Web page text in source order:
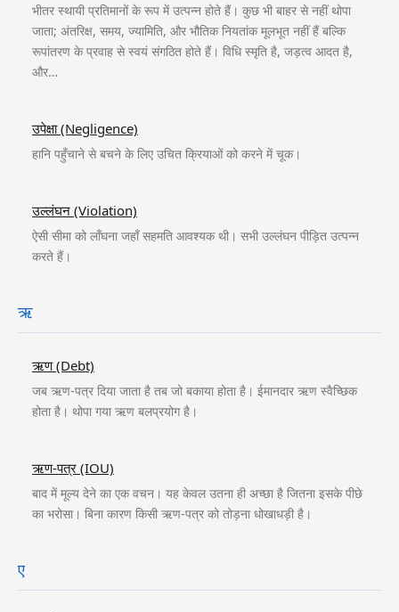
भीतर स्थायी प्रतिमानों के रूप में उत्पन्न होते हैं। कुछ भी बाहर से नहीं थोपा
जाता; अंतरिक्ष, समय, ज्यामिति, और भौतिक नियतांक मूलभूत नहीं हैं बल्कि
रूपांतरण के प्रवाह से स्वयं संगठित होते हैं। विधि स्मृति है, जड़त्व आदत है,
और…
उपेक्षा (Negligence)
हानि पहुँचाने से बचने के लिए उचित क्रियाओं को करने में चूक।
उल्लंघन (Violation)
ऐसी सीमा को लाँघना जहाँ सहमति आवश्यक थी। सभी उल्लंघन पीड़ित उत्पन्न
करते हैं।
ऋ
ऋण (Debt)
जब ऋण-पत्र दिया जाता है तब जो बकाया होता है। ईमानदार ऋण स्वैच्छिक
होता है। थोपा गया ऋण बलप्रयोग है।
ऋण-पत्र (IOU)
बाद में मूल्य देने का एक वचन। यह केवल उतना ही अच्छा है जितना इसके पीछे
का भरोसा। बिना कारण किसी ऋण-पत्र को तोड़ना धोखाधड़ी है।
ए